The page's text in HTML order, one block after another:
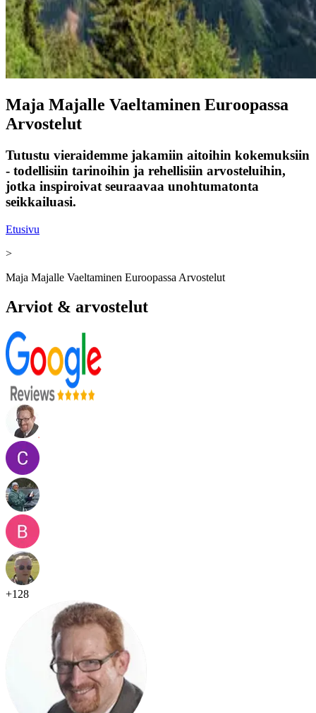
Maja Majalle Vaeltaminen Euroopassa
Arvostelut
Tutustu vieraidemme jakamiin aitoihin kokemuksiin
- todellisiin tarinoihin ja rehellisiin arvosteluihin,
jotka inspiroivat seuraavaa unohtumatonta
seikkailuasi.
Etusivu
>
Maja Majalle Vaeltaminen Euroopassa Arvostelut
Arviot & arvostelut
+128